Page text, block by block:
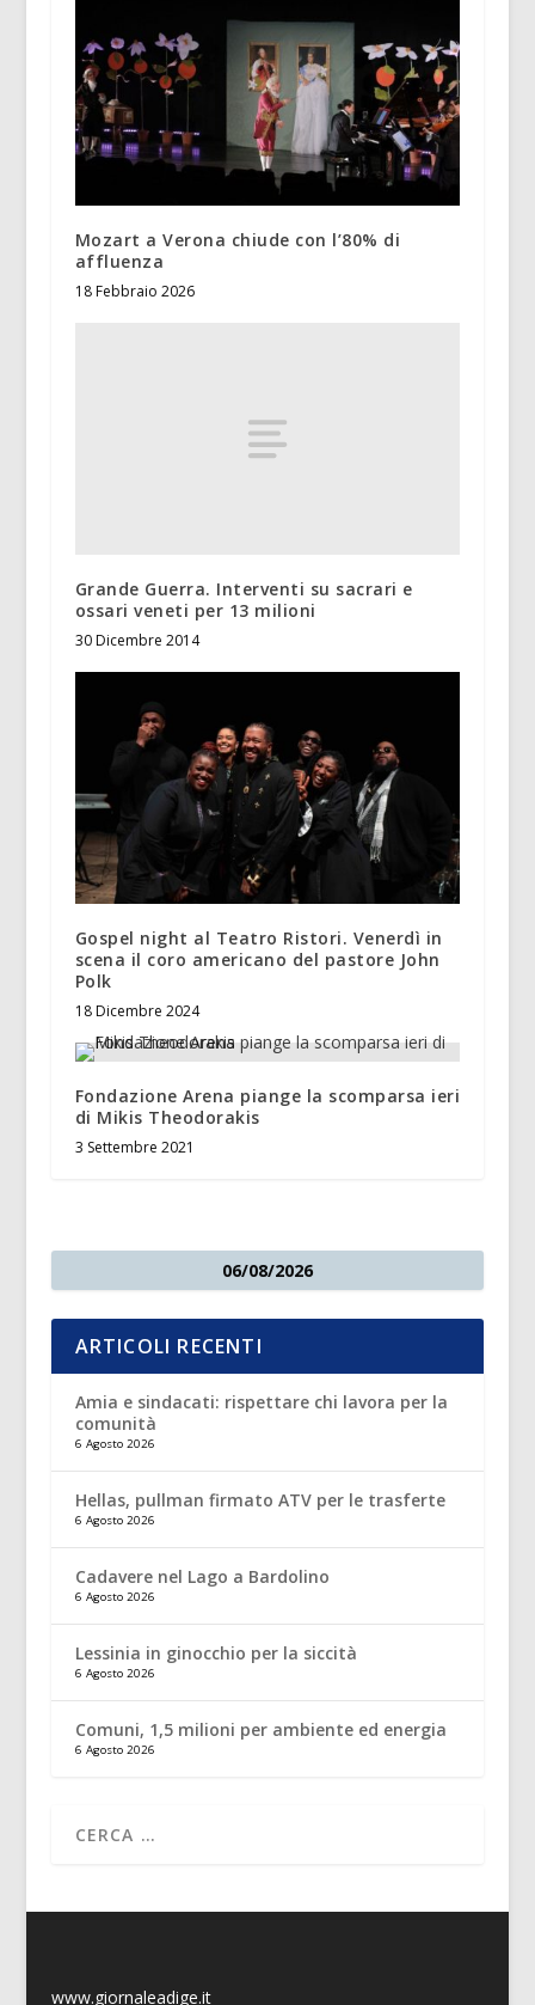
Mozart a Verona chiude con l’80% di
affluenza
18 Febbraio 2026
Grande Guerra. Interventi su sacrari e
ossari veneti per 13 milioni
30 Dicembre 2014
Gospel night al Teatro Ristori. Venerdì in
scena il coro americano del pastore John
Polk
18 Dicembre 2024
Fondazione Arena piange la scomparsa ieri
di Mikis Theodorakis
3 Settembre 2021
06/08/2026
ARTICOLI RECENTI
Amia e sindacati: rispettare chi lavora per la
comunità
6 Agosto 2026
Hellas, pullman firmato ATV per le trasferte
6 Agosto 2026
Cadavere nel Lago a Bardolino
6 Agosto 2026
Lessinia in ginocchio per la siccità
6 Agosto 2026
Comuni, 1,5 milioni per ambiente ed energia
6 Agosto 2026
www.giornaleadige.it